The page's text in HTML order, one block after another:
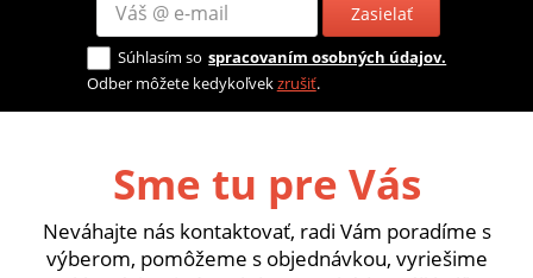
Zasielať
Súhlasím so spracovaním osobných údajov.
Odber môžete kedykoľvekzrušiť.
Sme tu pre Vás
Neváhajte nás kontaktovať, radi Vám poradíme s
výberom, pomôžeme s objednávkou, vyriešime